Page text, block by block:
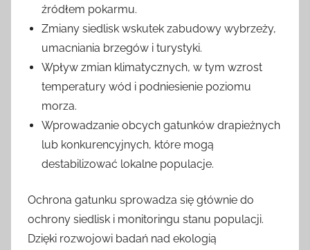
źródłem pokarmu.
Zmiany siedlisk wskutek zabudowy wybrzeży,
umacniania brzegów i turystyki.
Wpływ zmian klimatycznych, w tym wzrost
temperatury wód i podniesienie poziomu
morza.
Wprowadzanie obcych gatunków drapieżnych
lub konkurencyjnych, które mogą
destabilizować lokalne populacje.
Ochrona gatunku sprowadza się głównie do
ochrony siedlisk i monitoringu stanu populacji.
Dzięki rozwojowi badań nad ekologią